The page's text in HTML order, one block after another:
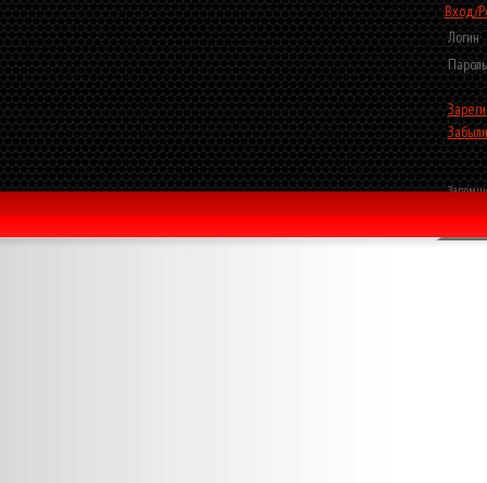
Вход/
Логин
Пароль